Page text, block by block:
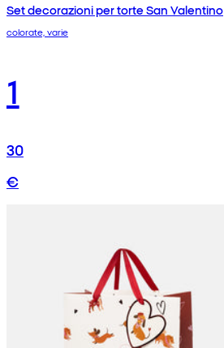
Set decorazioni per torte San Valentino
colorate, varie
1
30
€